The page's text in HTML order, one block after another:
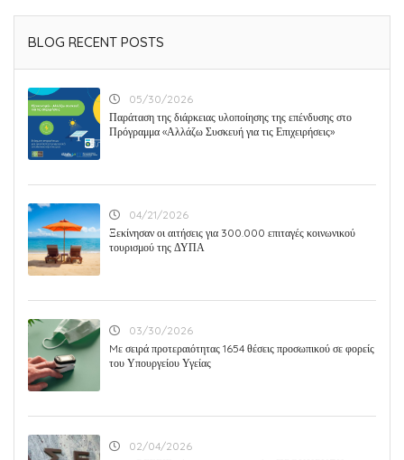
BLOG RECENT POSTS
05/30/2026
Παράταση της διάρκειας υλοποίησης της επένδυσης στο
Πρόγραμμα «Αλλάζω Συσκευή για τις Επιχειρήσεις»
04/21/2026
Ξεκίνησαν οι αιτήσεις για 300.000 επιταγές κοινωνικού
τουρισμού της ΔΥΠΑ
03/30/2026
Mε σειρά προτεραιότητας 1654 θέσεις προσωπικού σε φορείς
του Υπουργείου Υγείας
02/04/2026